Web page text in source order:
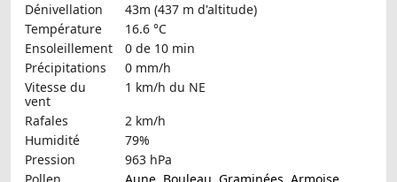
Dénivellation
43m (437 m d'altitude)
Température
16.6 °C
Ensoleillement
0 de 10 min
Précipitations
0 mm/h
Vitesse du
vent
1 km/h du NE
Rafales
2 km/h
Humidité
79%
Pression
963 hPa